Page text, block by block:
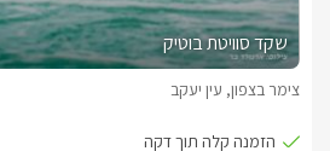
שקד סוויטת בוטיק
צימר בצפון, עין יעקב